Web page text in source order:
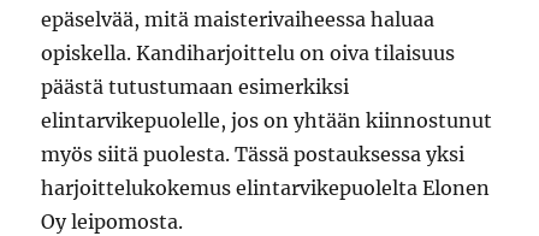
epäselvää, mitä maisterivaiheessa haluaa
opiskella. Kandiharjoittelu on oiva tilaisuus
päästä tutustumaan esimerkiksi
elintarvikepuolelle, jos on yhtään kiinnostunut
myös siitä puolesta. Tässä postauksessa yksi
harjoittelukokemus elintarvikepuolelta Elonen
Oy leipomosta.